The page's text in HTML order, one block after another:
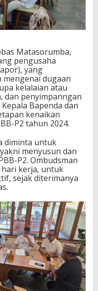
Matasorumba,
pengusaha
yang
dugaan
kelalaian atau
dan penyimpanngan
Bapenda dan
kenaikan
P2 tahun 2024.
diminta untuk
menyusun dan
P2. Ombudsman
hari kerja, untuk
sejak diterimanya